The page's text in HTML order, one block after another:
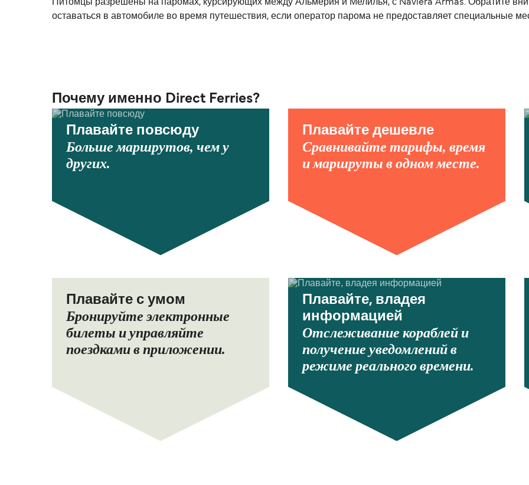
Питомцы разрешены на паромах, курсирующих между Альмерия и Мелилья, с Naviera Armas. Обратите
оставаться в автомобиле во время путешествия, если оператор парома не предоставляет специальные
Почему именно Direct Ferries?
Плавайте повсюду
Больше маршрутов, чем у
других.
Плавайте дешевле
Сравнивайте тарифы, время
и маршруты в одном месте.
Плавайте с умом
Бронируйте электронные
билеты и управляйте
поездками в приложении.
Плавайте, владея
информацией
Отслеживание кораблей и
получение уведомлений в
режиме реального времени.